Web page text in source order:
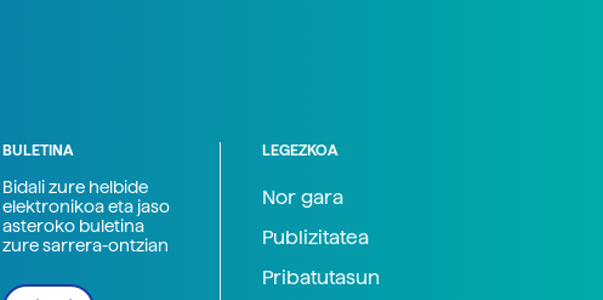
BULETINA
Bidali zure helbide
elektronikoa eta jaso
asteroko buletina
zure sarrera-ontzian
LEGEZKOA
Nor gara
Publizitatea
Pribatutasun